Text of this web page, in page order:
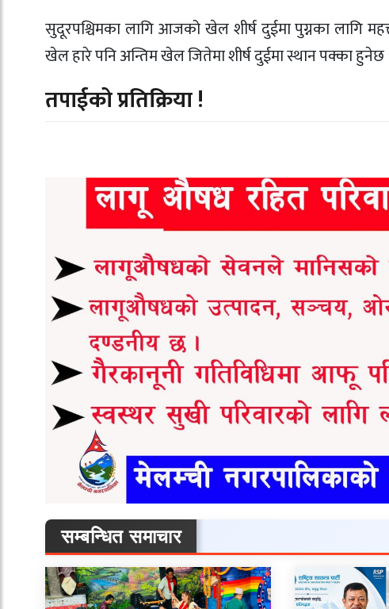
सुदूरपश्चिमका लागि आजको खेल शीर्ष दुईमा पुग्नका लागि
खेल हारे पनि अन्तिम खेल जितेमा शीर्ष दुईमा स्थान पक्का हुनेछ
तपाईको प्रतिक्रिया !
सम्बन्धित समाचार